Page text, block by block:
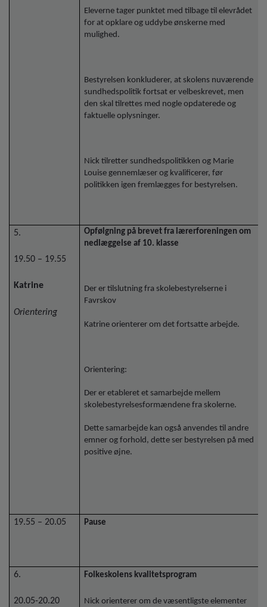
Eleverne tager punktet med tilbage til elevrådet
for at opklare og uddybe ønskerne med
mulighed.
Bestyrelsen konkluderer, at skolens nuværende
sundhedspolitik fortsat er velbeskrevet, men
den skal tilrettes med nogle opdaterede og
faktuelle oplysninger.
Nick tilretter sundhedspolitikken og Marie
Louise gennemlæser og kvalificerer, før
politikken igen fremlægges for bestyrelsen.
5.
19.50 – 19.55
Katrine
Orientering
Opfølgning på brevet fra lærerforeningen om
nedlæggelse af 10. klasse
Der er tilslutning fra skolebestyrelserne i
Favrskov
Katrine orienterer om det fortsatte arbejde.
Orientering:
Der er etableret et samarbejde mellem
skolebestyrelsesformændene fra skolerne.
Dette samarbejde kan også anvendes til andre
emner og forhold, dette ser bestyrelsen på med
positive øjne.
19.55 – 20.05 Pause
6.
20.05-20.20
Folkeskolens kvalitetsprogram
Nick orienterer om de væsentligste elementer